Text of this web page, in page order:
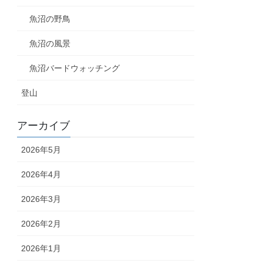
魚沼の野鳥
魚沼の風景
魚沼バードウォッチング
登山
アーカイブ
2026年5月
2026年4月
2026年3月
2026年2月
2026年1月